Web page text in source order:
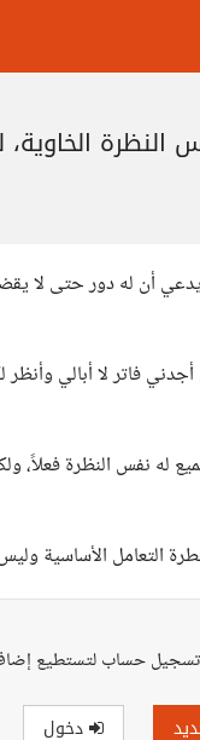
النظرة
أن له دور حتى لا
فاتر لا أبالي وأنظر
له نفس النظرة فعلاً،
التعامل الأساسية
حساب لتستطيع
دخول